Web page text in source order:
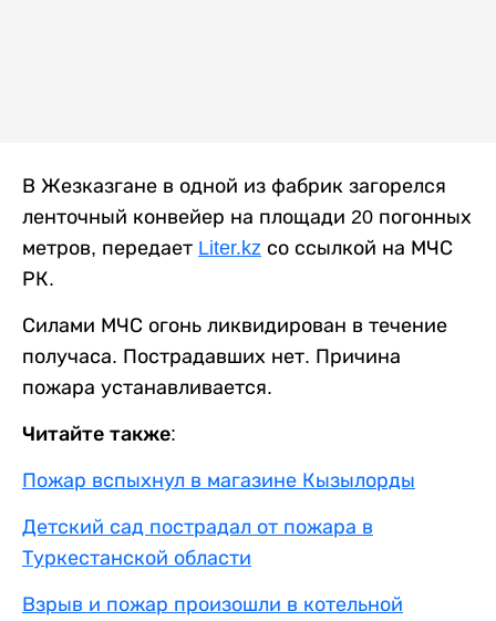
В Жезказгане в одной из фабрик загорелся
ленточный конвейер на площади 20 погонных
метров, передает Liter.kz со ссылкой на МЧС
РК.
Силами МЧС огонь ликвидирован в течение
получаса. Пострадавших нет. Причина
пожара устанавливается.
Читайте также:
Пожар вспыхнул в магазине Кызылорды
Детский сад пострадал от пожара в
Туркестанской области
Взрыв и пожар произошли в котельной